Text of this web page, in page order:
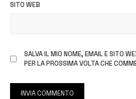
SITO WEB
SALVA IL MIO NOME, EMAIL E SITO
PER LA PROSSIMA VOLTA CHE